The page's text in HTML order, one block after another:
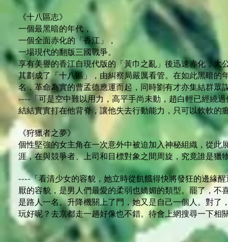
《十八區志》
一個最黑暗的年代，
一個全面赤化的「香江」，
一場現代的翻版三國戰爭。
享有美譽的香江自現代版的「黃巾之亂」後迅速赤化，大
其劃成了「十八區」，由糾察局嚴厲看管。在如此黑暗的
名，革命為實的曹孟德應運而起，同時劉有才亦集結群眾
----「可是空中難以用力，高平手尚未動，趙白輕已經繞
結結實實打在他背脊，讓他失去行動能力，只可以軟軟的
《狩獵者之夢》
個性堅強的女主角在一次意外中被迫加入神秘組織，從此
涯，在與競爭者、上司和目標對象之間周旋，究竟誰是獵
----「看清少女的容貌，她立時從飢餓得快將發狂的邊緣
厭的容貌，是男人們最愛的柔弱也嬌媚的類型。罷了，不
是路人一名。升降機關上了門，她又是自己一個人。對了
玩好呢？去京都走一趟好像也不錯。待會上網搜尋一下相